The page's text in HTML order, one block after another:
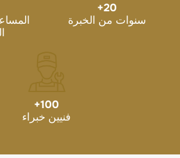
20
+
سنوات من الخبرة
100
+
فنيين خبراء